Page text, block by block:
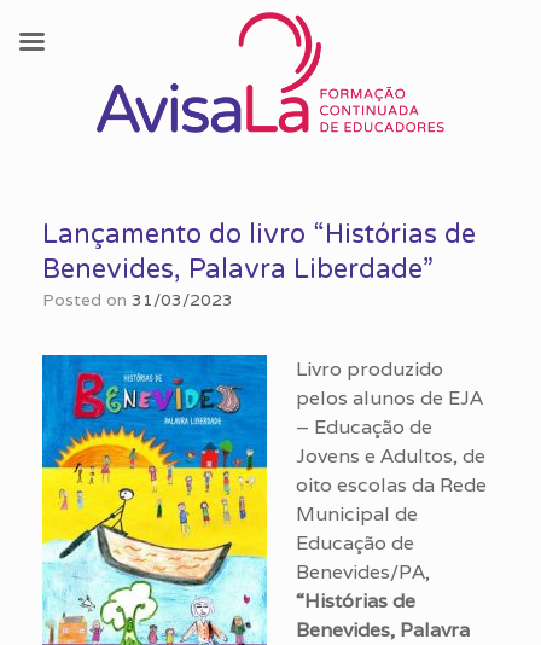
contentLançamento do livro “Histórias de
Benevides, Palavra Liberdade”
Posted on 31/03/2023
Livro produzido
pelos alunos de EJA
– Educação de
Jovens e Adultos, de
oito escolas da Rede
Municipal de
Educação de
Benevides/PA,
“Histórias de
Benevides, Palavra